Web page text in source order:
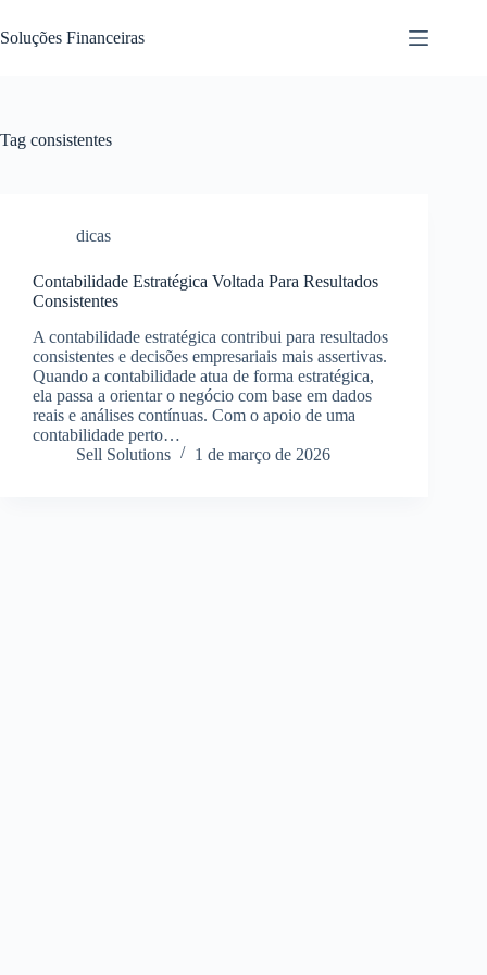
para
o
Soluções Financeiras
Tag consistentes
dicas
Contabilidade Estratégica Voltada Para Resultados
Consistentes
A contabilidade estratégica contribui para resultados
consistentes e decisões empresariais mais assertivas.
Quando a contabilidade atua de forma estratégica,
ela passa a orientar o negócio com base em dados
reais e análises contínuas. Com o apoio de uma
contabilidade perto…
Sell Solutions
1 de março de 2026